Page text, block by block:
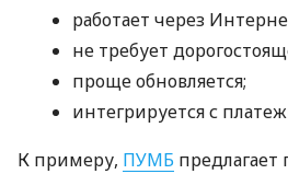
работает через
не требует
проще обновляется;
интегрируется с
К примеру, ПУМБ предлагает